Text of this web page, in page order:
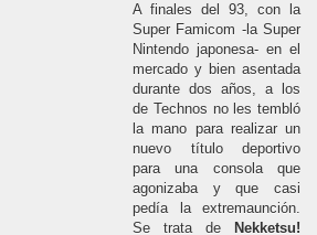
A finales del 93, con la
Super Famicom -la Super
Nintendo japonesa- en el
mercado y bien asentada
durante dos años, a los
de Technos no les tembló
la mano para realizar un
nuevo título deportivo
para una consola que
agonizaba y que casi
pedía la extremaunción.
Se trata de
Nekketsu!